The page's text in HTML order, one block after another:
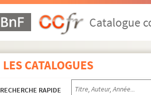
Catalogue
LES CATALOGUES
RECHERCHE RAPIDE